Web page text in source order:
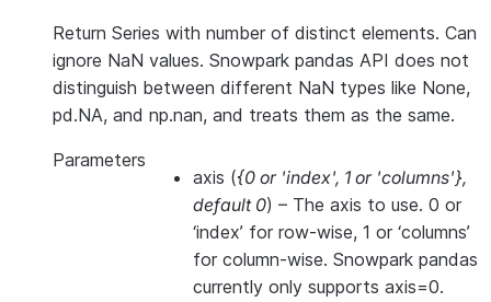
Return Series with number of distinct elements. Can
ignore NaN values. Snowpark pandas API does not
distinguish between different NaN types like None,
pd.NA, and np.nan, and treats them as the same.
Parameters
axis ({0 or 'index', 1 or 'columns'},
default 0) – The axis to use. 0 or
‘index’ for row-wise, 1 or ‘columns’
for column-wise. Snowpark pandas
currently only supports axis=0.